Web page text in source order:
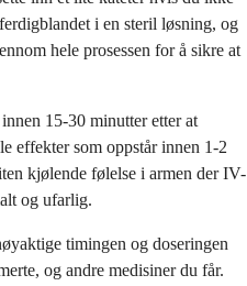
i en steril løsning, og
hele prosessen for å sikre at
15-30 minutter etter at
effekter som oppstår innen 1-2
kjølende følelse i armen der IV-
og ufarlig.
timingen og doseringen
og andre medisiner du får.